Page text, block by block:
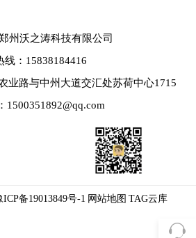
州沃之涛科技有限公司
线：15838184416
业路与中州大道交汇处苏荷中心1715
1500351892@qq.com
ICP备19013849号-1 网站地图 TAG云库